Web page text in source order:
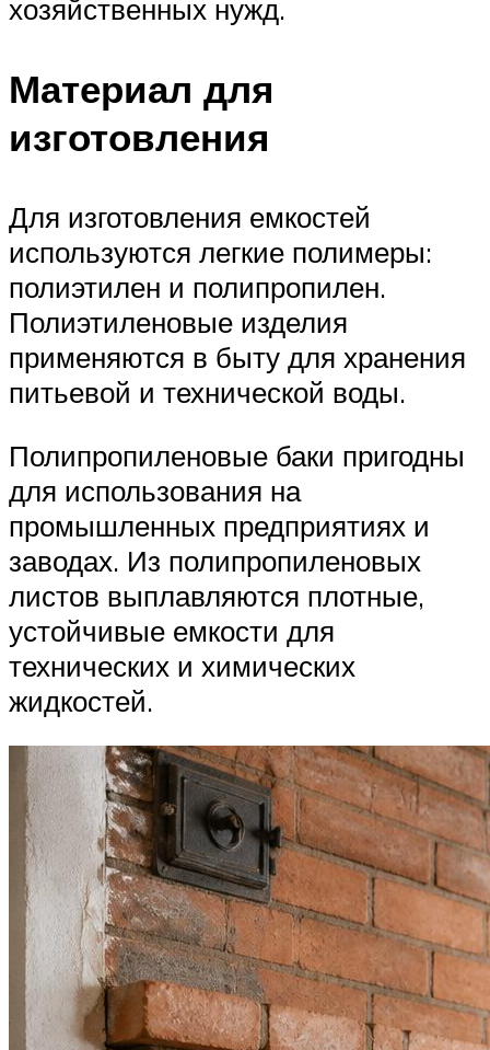
хозяйственных нужд.
Материал для
изготовления
Для изготовления емкостей
используются легкие полимеры:
полиэтилен и полипропилен.
Полиэтиленовые изделия
применяются в быту для хранения
питьевой и технической воды.
Полипропиленовые баки пригодны
для использования на
промышленных предприятиях и
заводах. Из полипропиленовых
листов выплавляются плотные,
устойчивые емкости для
технических и химических
жидкостей.